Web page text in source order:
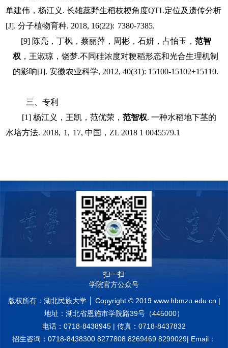
单建伟 ，杨江义 .长雄蕊野生稻枝梗角度QTL定位及遗传分析
[J].分子植物育种. 2018, 16(22): 7380-7385.
[9] 陈亮 ，丁枫 ，蔡丽萍 ， 周彬 ，石妍 ， 占怡玉 ，范智
权 ， 王淑琼 ，饶梦.不同硅浓度对粳稻形态和光合生理机制
的影响[J].安徽农业科学, 2012, 40(31): 15100-15102+15110.
三、专利
[1]杨江义，王凯，范优荣，范智权.一种水稻地下茎的
水培方法. 2018, 1, 17,中国， ZL 2018 1 0045579.1
扫一扫
学院官方公众号
版权所有：湖北民族大学 │ Copyright © 2019 www.hbmzu.edu.cn |
地址：湖北省恩施市学院路39号（445000）
电话：0718-8438945 | 传真：0718-8437832
招生咨询：0718-8438300 8277808 8269469 8299029| Email：